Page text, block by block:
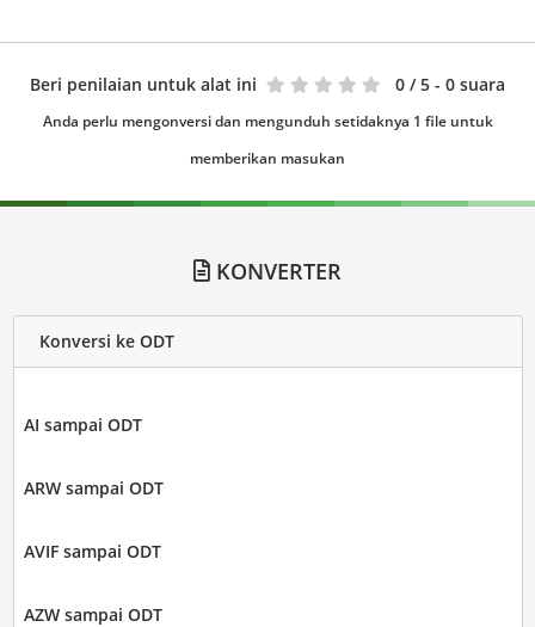
Beri penilaian untuk alat ini 0 / 5 - 0 suara
Anda perlu mengonversi dan mengunduh setidaknya 1 file untuk
memberikan masukan
KONVERTER
Konversi ke ODT
AI sampai ODT
ARW sampai ODT
AVIF sampai ODT
AZW sampai ODT